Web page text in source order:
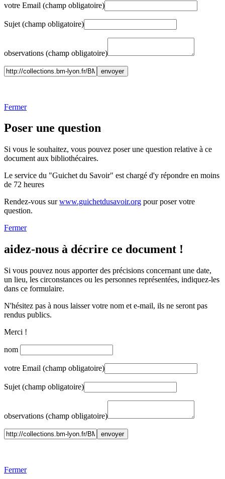
votre Email (champ obligatoire)
Sujet (champ obligatoire)
observations (champ obligatoire)
Fermer
Poser une question
Si vous le souhaitez, vous pouvez poser une question relative à ce
document aux bibliothécaires.
Le service du "Guichet du Savoir" est chargé d'y répondre en moins
de 72 heures
Rendez-vous surwww.guichetdusavoir.org pour poser votre
question.
Fermer
aidez-nous à décrire ce document !
Si vous pouvez nous apporter des précisions concernant une date,
un lieu, les circonstances ou les personnes représentées, indiquez-les
dans ce formulaire.
N'hésitez pas à nous laisser votre nom et e-mail, ils ne seront pas
rendus publics.
Merci !
nom
votre Email (champ obligatoire)
Sujet (champ obligatoire)
observations (champ obligatoire)
Fermer